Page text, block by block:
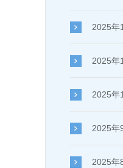
2025年
2025年
2025年
2025年
2025年